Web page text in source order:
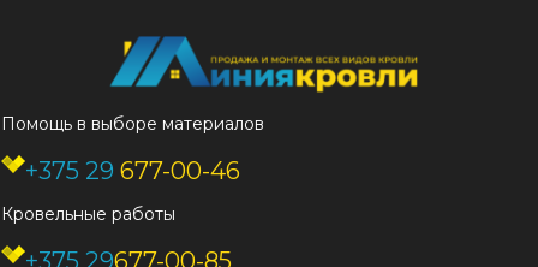
Помощь в выборе материалов
+375 29 677-00-46
Кровельные работы